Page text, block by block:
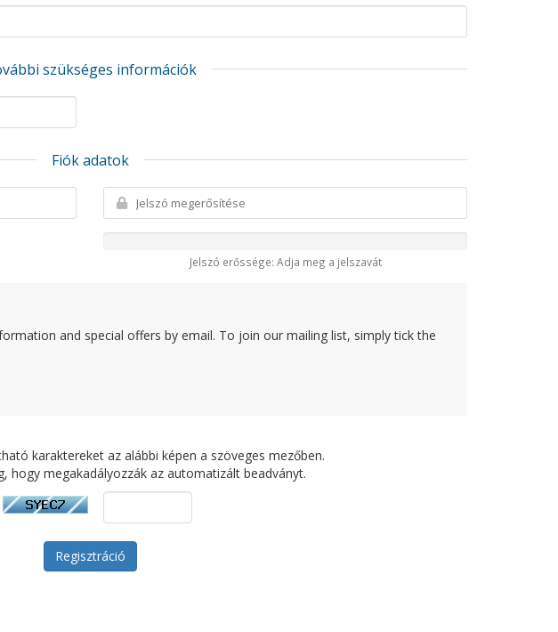
szükséges információk
Fiók adatok
Jelszó erőssége: Adja meg a jelszavát
and special offers by email. To join our mailing list, simply tick the
karaktereket az alábbi képen a szöveges mezőben.
hogy megakadályozzák az automatizált beadványt.